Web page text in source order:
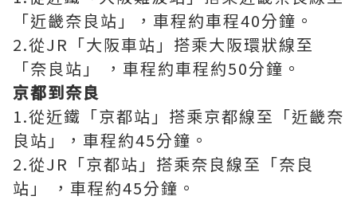
「近畿奈良站」，車程約車程40分鐘。
2.從JR「大阪車站」搭乘大阪環狀線至
「奈良站」 ，車程約車程約50分鐘。
京都到奈良
1.從近鐵「京都站」搭乘京都線至「近畿奈
良站」，車程約45分鐘。
2.從JR「京都站」搭乘奈良線至「奈良
站」 ，車程約45分鐘。